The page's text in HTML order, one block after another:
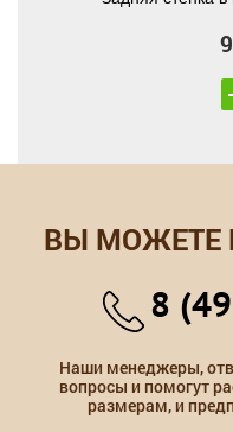
ВЫ МОЖЕТЕ
8
Наши менеджеры,
вопросы и помогут
размерам, и